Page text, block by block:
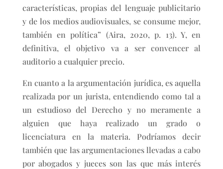
características, propias del lenguaje publicitario
y de los medios audiovisuales, se consume mejor,
también en política” (Aira, 2020, p. 13). Y, en
definitiva, el objetivo va a ser convencer al
auditorio a cualquier precio.
En cuanto a la argumentación jurídica, es aquella
realizada por un jurista, entendiendo como tal a
un estudioso del Derecho y no meramente a
alguien que haya realizado un grado o
licenciatura en la materia. Podríamos decir
también que las argumentaciones llevadas a cabo
por abogados y jueces son las que más interés